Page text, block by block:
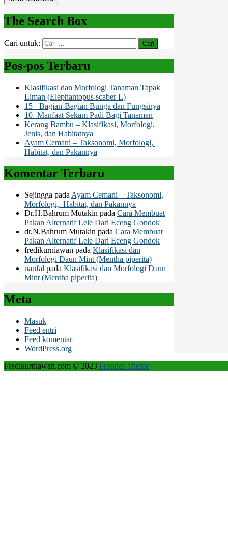
The Search Box
Cari untuk:
Pos-pos Terbaru
Klasifikasi dan Morfologi Tanaman Tapak
Liman (Elephantopus scaber L)
15+ Bagian-Bagian Bunga dan Fungsinya
10+Manfaat Sekam Padi Bagi Tanaman
Kerang Bambu – Klasifikasi, Morfologi,
Jenis, dan Habitatnya
Ayam Cemani – Taksonomi, Morfologi,
Habitat, dan Pakannya
Komentar Terbaru
Sejingga pada Ayam Cemani – Taksonomi,
Morfologi, Habitat, dan Pakannya
Dr.H.Bahrum Mutakin pada Cara Membuat
Pakan Alternatif Lele Dari Eceng Gondok
dr.N.Bahrum Mutakin pada Cara Membuat
Pakan Alternatif Lele Dari Eceng Gondok
fredikurniawan pada Klasifikasi dan
Morfologi Daun Mint (Mentha piperita)
naufal pada Klasifikasi dan Morfologi Daun
Mint (Mentha piperita)
Meta
Masuk
Feed entri
Feed komentar
WordPress.org
Fredikurniawan.com © 2023 Frontier Theme